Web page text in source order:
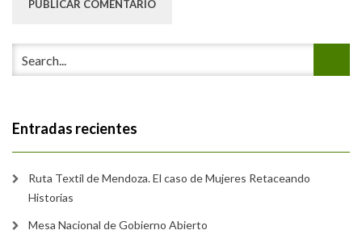
Entradas recientes
Ruta Textil de Mendoza. El caso de Mujeres Retaceando
Historias
Mesa Nacional de Gobierno Abierto